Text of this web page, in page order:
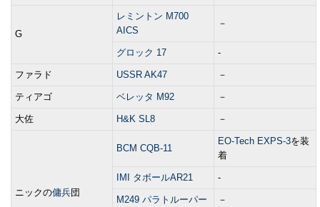
G
レミントン M700
AICS
－
グロック 17 ‐
ファラド USSR AK47 －
ティアゴ ベレッタ M92 －
大佐 H&K SL8 －
ニックの傭兵団
BCM CQB-11
EO-Tech EXPS-3を装
着
IMI タボールAR21 ‐
M249 パラトルーパー －